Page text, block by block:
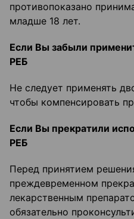
противопоказано
младше 18 лет.
Если Вы забыли
РЕБ
Не следует применять
чтобы компенсировать
Если Вы прекратили
РЕБ
Перед принятием
преждевременном
лекарственным
обязательно